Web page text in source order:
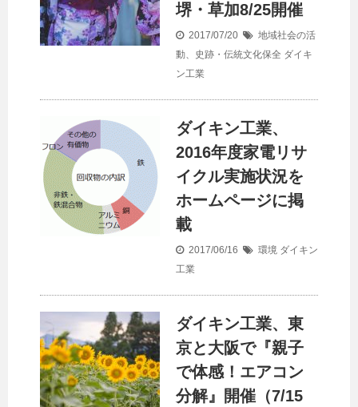
堺・草加8/25開催
2017/07/20
地域社会の活
動、史跡・伝統文化保全 ダイキ
ン工業
ダイキン工業、
2016年度家電リサ
イクル実施状況を
ホームページに掲
載
2017/06/16 環境 ダイキン
工業
ダイキン工業、東
京と大阪で『親子
で体感！エアコン
分解』開催（7/15